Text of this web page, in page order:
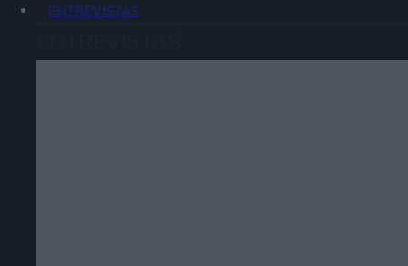
ENTREVISTAS